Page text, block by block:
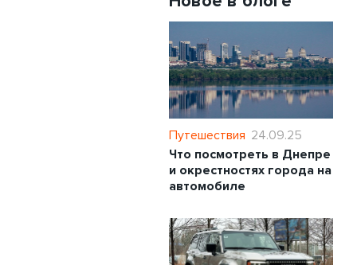
Путешествия 24.09.25
Что посмотреть в Днепре
и окрестностях города на
автомобиле